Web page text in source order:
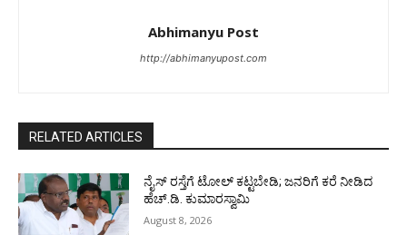
Abhimanyu Post
http://abhimanyupost.com
RELATED ARTICLES
ನೈಸ್ ರಸ್ತೆಗೆ ಟೋಲ್ ಕಟ್ಟಬೇಡಿ; ಜನರಿಗೆ ಕರೆ ನೀಡಿದ
ಹೆಚ್.ಡಿ. ಕುಮಾರಸ್ವಾಮಿ
August 8, 2026